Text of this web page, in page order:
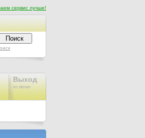
сервис лучше!
Выход
из меню